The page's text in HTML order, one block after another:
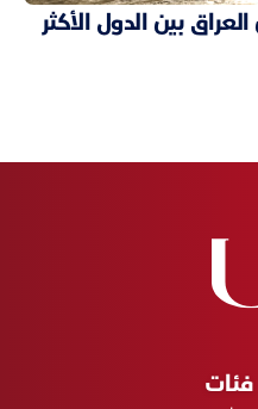
بين الدول الأكثر
فئات